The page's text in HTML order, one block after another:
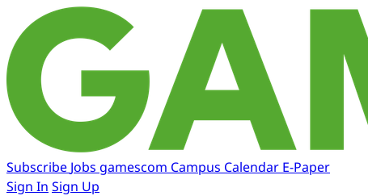
Subscribe Jobs gamescom Campus Calendar E-Paper
Sign In Sign Up